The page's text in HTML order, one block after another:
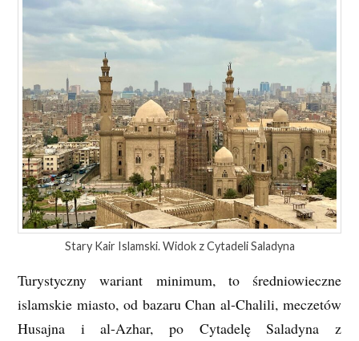
Stary Kair Islamski. Widok z Cytadeli Saladyna
Turystyczny wariant minimum, to średniowieczne
islamskie miasto, od bazaru Chan al-Chalili, meczetów
Husajna i al-Azhar, po Cytadelę Saladyna z